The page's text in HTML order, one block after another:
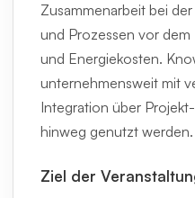
Zusammenarbeit bei
und Prozessen vor
und Energiekosten.
unternehmensweit mit
Integration über
hinweg genutzt werden.
Ziel der